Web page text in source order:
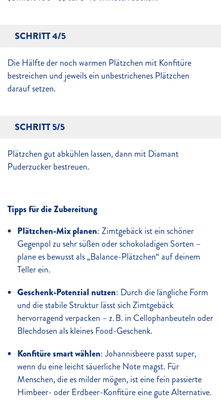
SCHRITT 4/5
Die Hälfte der noch warmen Plätzchen mit Konfitüre
bestreichen und jeweils ein unbestrichenes Plätzchen
darauf setzen.
SCHRITT 5/5
Plätzchen gut abkühlen lassen, dann mit Diamant
Puderzucker bestreuen.
Tipps für die Zubereitung
Plätzchen-Mix planen: Zimtgebäck ist ein schöner
Gegenpol zu sehr süßen oder schokoladigen Sorten –
plane es bewusst als „Balance-Plätzchen“ auf deinem
Teller ein.
Geschenk-Potenzial nutzen: Durch die längliche Form
und die stabile Struktur lässt sich Zimtgebäck
hervorragend verpacken – z. B. in Cellophanbeuteln oder
Blechdosen als kleines Food-Geschenk.
Konfitüre smart wählen: Johannisbeere passt super,
wenn du eine leicht säuerliche Note magst. Für
Menschen, die es milder mögen, ist eine fein passierte
Himbeer- oder Erdbeer-Konfitüre eine gute Alternative.